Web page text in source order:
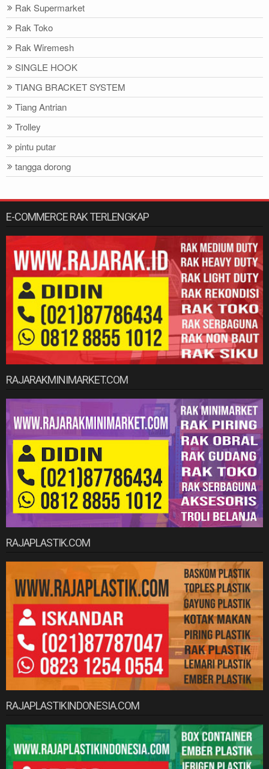
Rak Supermarket
Rak Toko
Rak Wiremesh
SINGLE HOOK
TIANG BRACKET SYSTEM
Tiang Antrian
Trolley
pintu putar
tangga dorong
E-COMMERCE RAK TERLENGKAP
RAJARAKMINIMARKET.COM
RAJAPLASTIK.COM
RAJAPLASTIKINDONESIA.COM